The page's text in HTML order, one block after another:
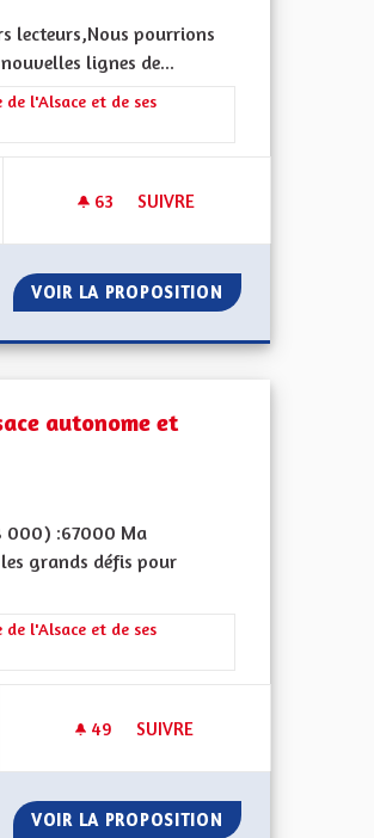
lecteurs,Nous pourrions
lignes de...
: L'attractivité économique de l'Alsace
l'Alsace et de ses
63 63 ABONNÉS
SUIVRE
VOIR LA PROPOSITION MOBILITÉ
autonome et
000) :67000 Ma
grands défis pour
: L'attractivité économique de l'Alsace
l'Alsace et de ses
49 49 ABONNÉS
SUIVRE
VOIR LA PROPOSITION POUR UNE